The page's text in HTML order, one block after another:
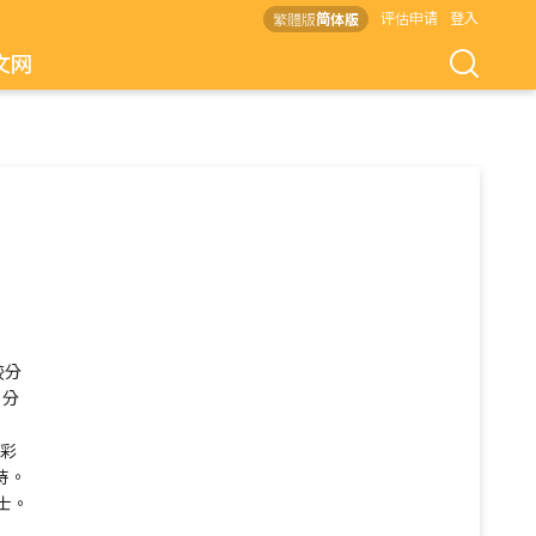
繁體版简体版 评估申请 登入
网
分
。